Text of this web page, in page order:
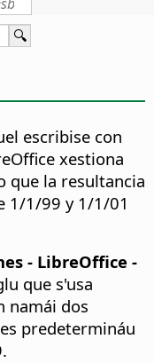
escribise con
xestiona
que la resultancia
1/1/99 y 1/1/01
- LibreOffice -
que s'usa
namái dos
predetermináu